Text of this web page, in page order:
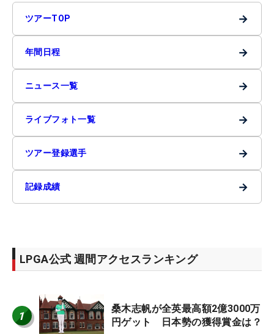
ツアーTOP →
年間日程 →
ニュース一覧 →
ライブフォト一覧 →
ツアー登録選手 →
記録成績 →
LPGA公式 週間アクセスランキング
1
桑木志帆が全英最高額2億3000万
円ゲット 日本勢の獲得賞金は？